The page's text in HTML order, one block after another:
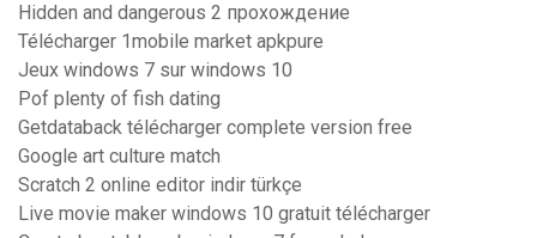
Hidden and dangerous 2 прохождение
Télécharger 1mobile market apkpure
Jeux windows 7 sur windows 10
Pof plenty of fish dating
Getdataback télécharger complete version free
Google art culture match
Scratch 2 online editor indir türkçe
Live movie maker windows 10 gratuit télécharger